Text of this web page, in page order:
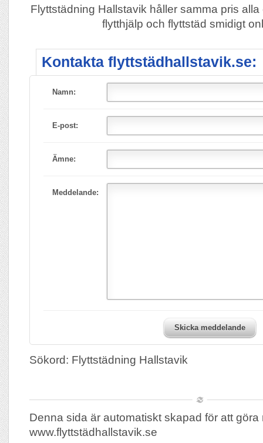
Flyttstädning Hallstavik håller samma pris
flytthjälp och flyttstäd smidigt
Kontakta flyttstädhallstavik.se:
Namn:
E-post:
Ämne:
Meddelande:
Skicka meddelande
Sökord: Flyttstädning Hallstavik
Denna sida är automatiskt skapad för att göra
www.flyttstädhallstavik.se